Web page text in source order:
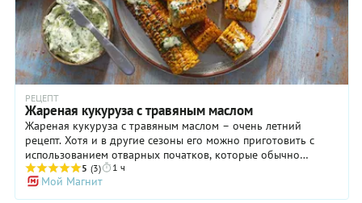
РЕЦЕПТ
Жареная кукуруза с травяным маслом
Жареная кукуруза с травяным маслом – очень летний
рецепт. Хотя и в другие сезоны его можно приготовить с
использованием отварных початков, которые обычно
продают в вакууме, но особенно прекрасен он будет
именно летом. Молодые початки кукурузы можно даже не
варить заранее, а сразу обжарить. И, кстати, для жарки
5 (3) 1 ч
Мой Магнит